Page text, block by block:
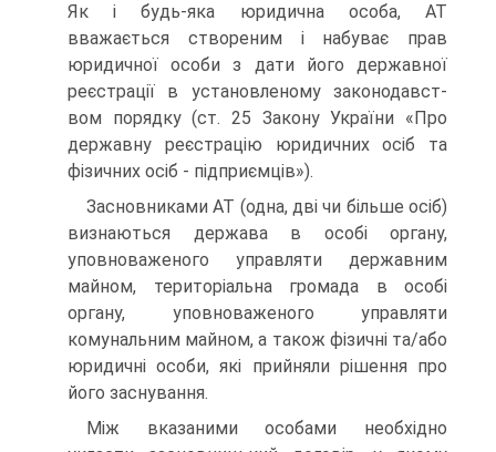
Як і будь-яка юридична особа, АТ
вважається створеним і набуває прав
юридичної особи з да­ти його державної
реєстрації в установленому законодавст­
вом порядку (ст. 25 Закону України «Про
державну реєстра­цію юридичних осіб та
фізичних осіб - підприємців»).
Засновниками АТ (одна, дві чи більше осіб)
визнаються держава в особі органу,
уповноваженого управляти державним
майном, територіальна громада в особі
органу, уповноваженого управляти
комунальним майном, а також фізичні та/або
юри­дичні особи, які прийняли рішення про
його заснування.
Між вказаними особами необхідно